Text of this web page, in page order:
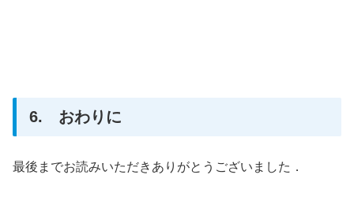
6. おわりに
最後までお読みいただきありがとうございました．